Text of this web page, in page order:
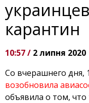
карантин
10:57 / 2 липня 2020
Со вчерашнего дня,
возобновила
объявила о том,